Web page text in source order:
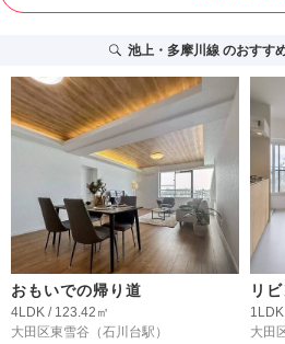
池上・多摩川線のおすす
おもいでの帰り道
4LDK / 123.42㎡
大田区東雪谷 （石川台駅）
リ
大田